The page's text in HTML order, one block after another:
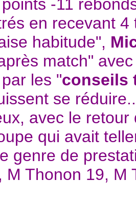
-11
en recevant
habitude",
match"
les "conseils
se
avec le
qui avait
genre de
M Thonon 19, M